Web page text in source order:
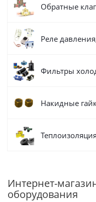
Обратные
Реле
Фильтры
Накидные
Теплоизоляция
Интернет-
оборудования